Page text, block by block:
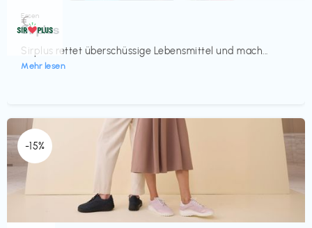
Essen
Sirplus
Sirplus rettet überschüssige Lebensmittel und mach...
Mehr lesen
€‎
-15%